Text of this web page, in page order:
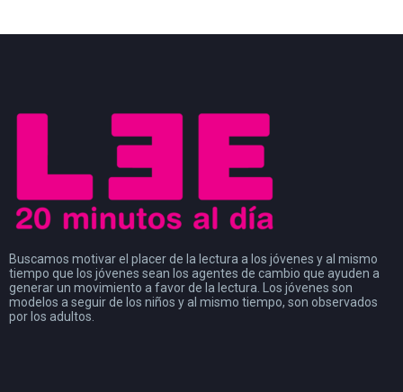
Buscamos motivar el placer de la lectura a los jóvenes y al mismo
tiempo que los jóvenes sean los agentes de cambio que ayuden a
generar un movimiento a favor de la lectura. Los jóvenes son
modelos a seguir de los niños y al mismo tiempo, son observados
por los adultos.